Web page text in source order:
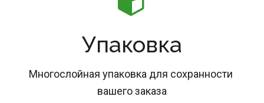
Упаковка
Многослойная упаковка для сохранности
вашего заказа